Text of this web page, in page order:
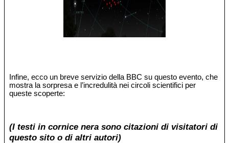
Infine, ecco un breve servizio della BBC su questo evento, che
mostra la sorpresa e l’incredulità nei circoli scientifici per
queste scoperte:
(I testi in cornice nera sono citazioni di visitatori di
questo sito o di altri autori)